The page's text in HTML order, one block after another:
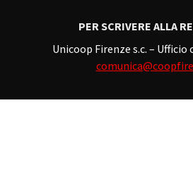
PER SCRIVERE ALLA
Unicoop Firenze s.c. –